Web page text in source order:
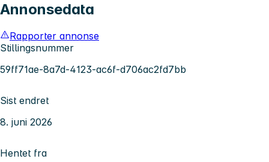
Annonsedata
Rapporter annonse
Stillingsnummer
59ff71ae-8a7d-4123-ac6f-d706ac2fd7bb
Sist endret
8. juni 2026
Hentet fra